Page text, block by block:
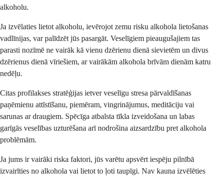
alkoholu.
Ja izvēlaties lietot alkoholu, ievērojot zemu risku alkohola lietošanas
vadlīnijas, var palīdzēt jūs pasargāt. Veselīgiem pieaugušajiem tas
parasti nozīmē ne vairāk kā vienu dzērienu dienā sievietēm un divus
dzērienus dienā vīriešiem, ar vairākām alkohola brīvām dienām katru
nedēļu.
Citas profilakses stratēģijas ietver veselīgu stresa pārvaldīšanas
paņēmienu attīstīšanu, piemēram, vingrinājumus, meditāciju vai
sarunas ar draugiem. Spēcīga atbalsta tīkla izveidošana un labas
garīgās veselības uzturēšana arī nodrošina aizsardzību pret alkohola
problēmām.
Ja jums ir vairāki riska faktori, jūs varētu apsvērt iespēju pilnībā
izvairīties no alkohola vai lietot to ļoti taupīgi. Nav kauna izvēlēties